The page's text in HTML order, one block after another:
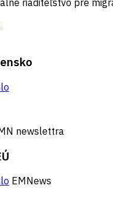
riaditeľstvo pre
newslettra
EMNews